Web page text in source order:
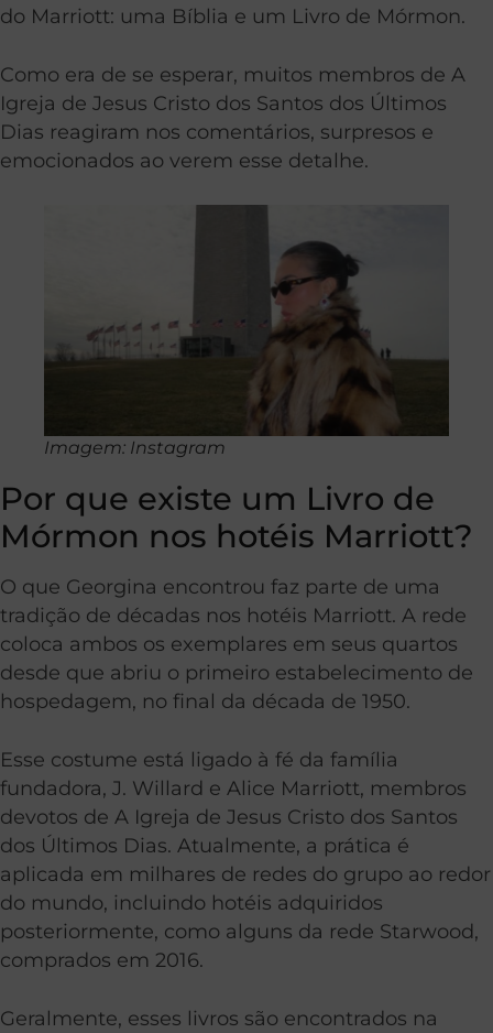
do Marriott: uma Bíblia e um Livro de Mórmon.
Como era de se esperar, muitos membros de A
Igreja de Jesus Cristo dos Santos dos Últimos
Dias reagiram nos comentários, surpresos e
emocionados ao verem esse detalhe.
Imagem: Instagram
Por que existe um Livro de
Mórmon nos hotéis Marriott?
O que Georgina encontrou faz parte de uma
tradição de décadas nos hotéis Marriott. A rede
coloca ambos os exemplares em seus quartos
desde que abriu o primeiro estabelecimento de
hospedagem, no final da década de 1950.
Esse costume está ligado à fé da família
fundadora, J. Willard e Alice Marriott, membros
devotos de A Igreja de Jesus Cristo dos Santos
dos Últimos Dias. Atualmente, a prática é
aplicada em milhares de redes do grupo ao redor
do mundo, incluindo hotéis adquiridos
posteriormente, como alguns da rede Starwood,
comprados em 2016.
Geralmente, esses livros são encontrados na